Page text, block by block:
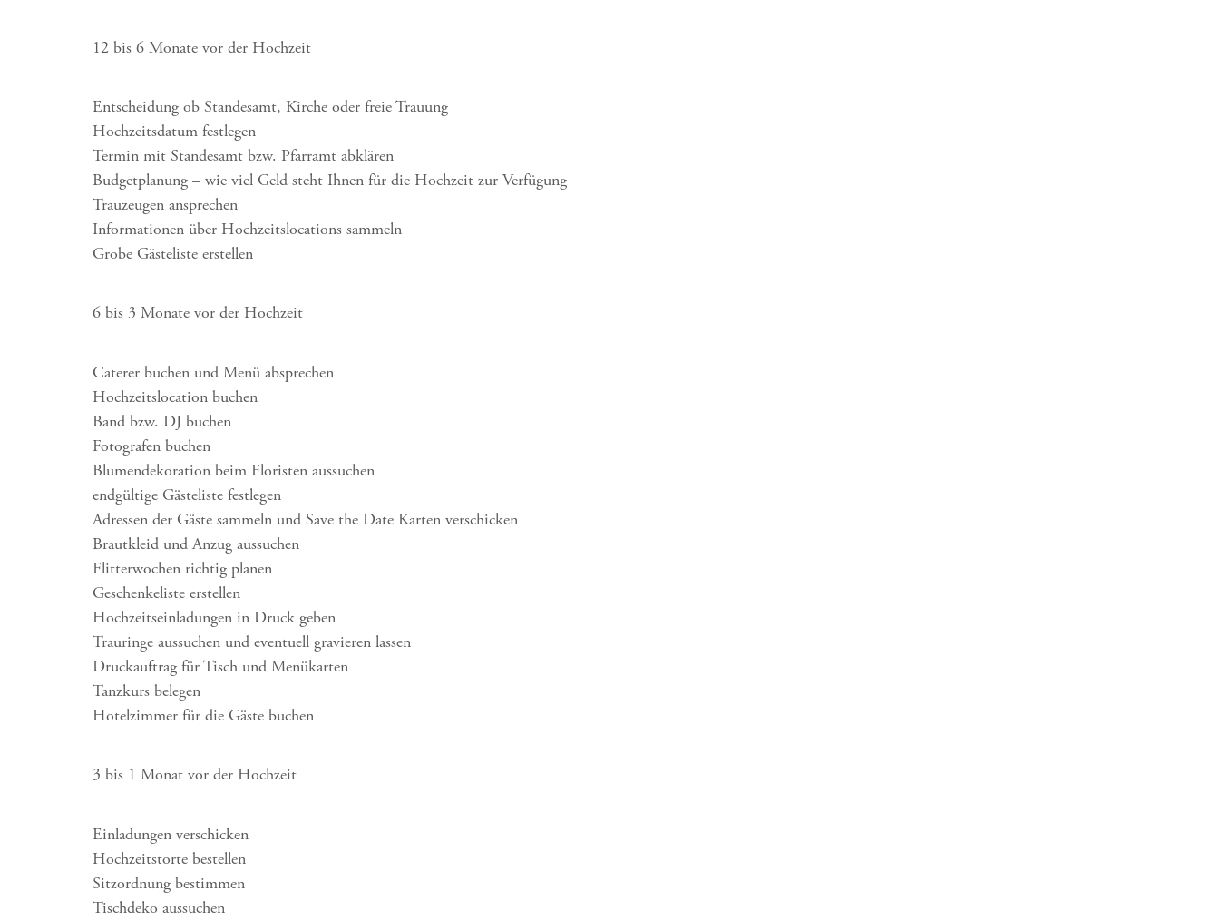
12 bis 6 Monate vor der Hochzeit
Entscheidung ob Standesamt, Kirche oder freie Trauung
Hochzeitsdatum festlegen
Termin mit Standesamt bzw. Pfarramt abklären
Budgetplanung – wie viel Geld steht Ihnen für die Hochzeit zur Verfügung
Trauzeugen ansprechen
Informationen über Hochzeitslocations sammeln
Grobe Gästeliste erstellen
6 bis 3 Monate vor der Hochzeit
Caterer buchen und Menü absprechen
Hochzeitslocation buchen
Band bzw. DJ buchen
Fotografen buchen
Blumendekoration beim Floristen aussuchen
endgültige Gästeliste festlegen
Adressen der Gäste sammeln und Save the Date Karten verschicken
Brautkleid und Anzug aussuchen
Flitterwochen richtig planen
Geschenkeliste erstellen
Hochzeitseinladungen in Druck geben
Trauringe aussuchen und eventuell gravieren lassen
Druckauftrag für Tisch und Menükarten
Tanzkurs belegen
Hotelzimmer für die Gäste buchen
3 bis 1 Monat vor der Hochzeit
Einladungen verschicken
Hochzeitstorte bestellen
Sitzordnung bestimmen
Tischdeko aussuchen